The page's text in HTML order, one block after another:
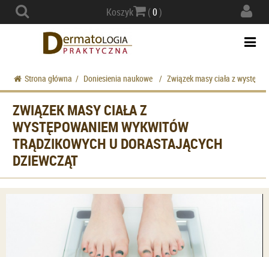
Koszyk (0)
Strona główna / Doniesienia naukowe / Związek masy ciała z
ZWIĄZEK MASY CIAŁA Z
WYSTĘPOWANIEM WYKWITÓW
TRĄDZIKOWYCH U DORASTAJĄCYCH
DZIEWCZĄT